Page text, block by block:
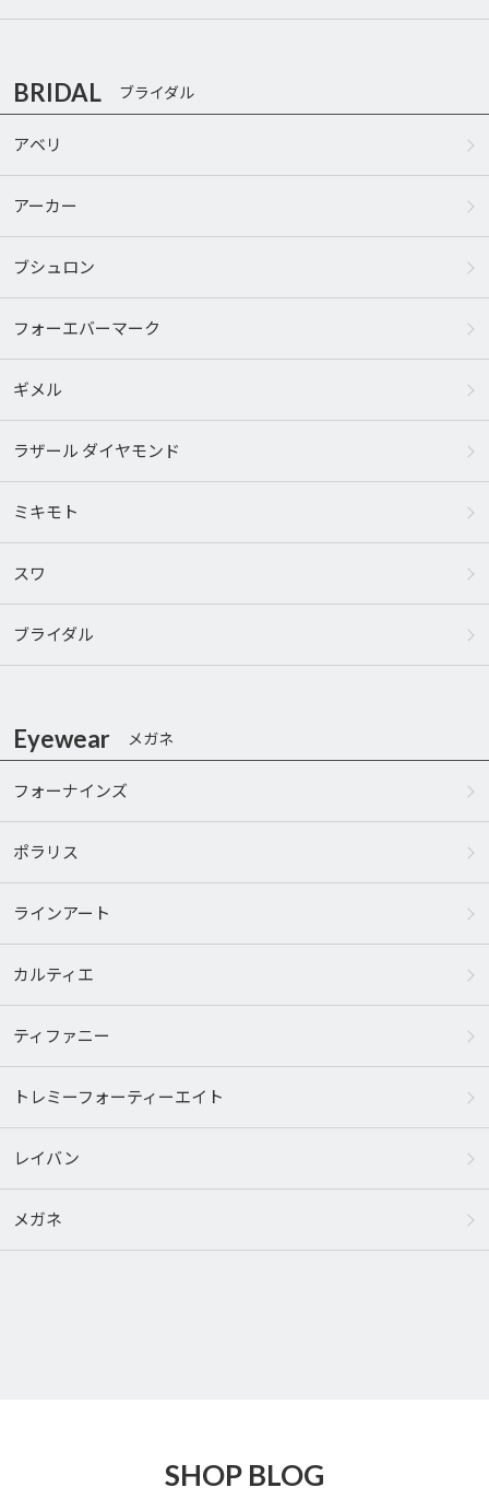
BRIDAL ブライダル
アベリ
アーカー
ブシュロン
フォーエバーマーク
ギメル
ラザール ダイヤモンド
ミキモト
スワ
ブライダル
Eyewear メガネ
フォーナインズ
ポラリス
ラインアート
カルティエ
ティファニー
トレミーフォーティーエイト
レイバン
メガネ
SHOP BLOG